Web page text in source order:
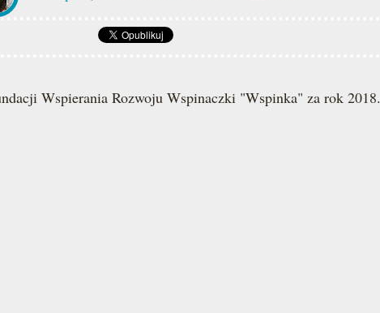
Wspierania Rozwoju Wspinaczki "Wspinka" za rok 2018.